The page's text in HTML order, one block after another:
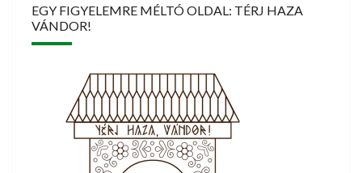
EGY FIGYELEMRE MÉLTÓ OLDAL: TÉRJ HAZA
VÁNDOR!